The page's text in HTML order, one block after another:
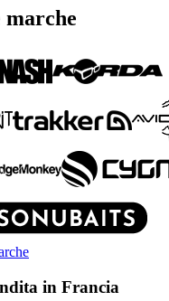
marche
in Francia